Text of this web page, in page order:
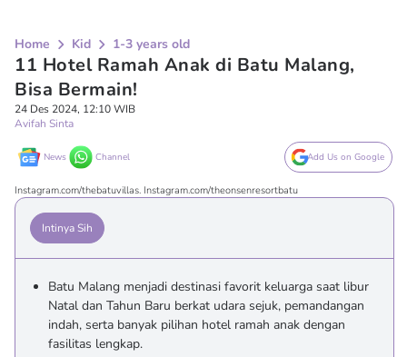
Home Kid 1-3 years old
11 Hotel Ramah Anak di Batu Malang,
Bisa Bermain!
24 Des 2024, 12:10 WIB
Avifah Sinta
News Channel Add Us on Google
Instagram.com/thebatuvillas. Instagram.com/theonsenresortbatu
Intinya Sih
Batu Malang menjadi destinasi favorit keluarga saat libur
Natal dan Tahun Baru berkat udara sejuk, pemandangan
indah, serta banyak pilihan hotel ramah anak dengan
fasilitas lengkap.